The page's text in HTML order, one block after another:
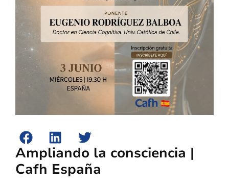
Ampliando la consciencia |
Cafh España